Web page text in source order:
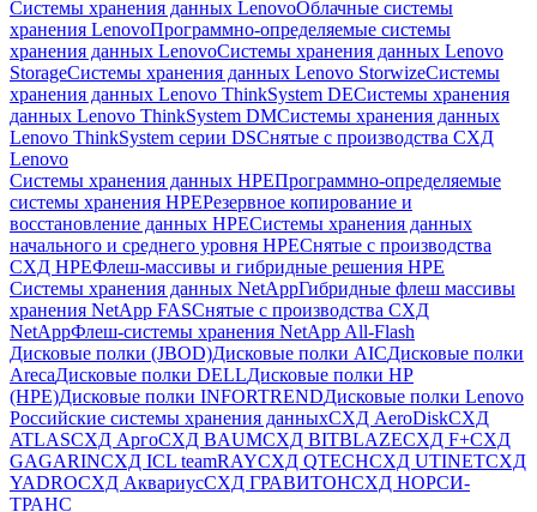
Системы хранения данных LenovoОблачные системы
хранения LenovoПрограммно-определяемые системы
хранения данных LenovoСистемы хранения данных Lenovo
StorageСистемы хранения данных Lenovo StorwizeСистемы
хранения данных Lenovo ThinkSystem DEСистемы хранения
данных Lenovo ThinkSystem DMСистемы хранения данных
Lenovo ThinkSystem серии DSСнятые с производства СХД
Lenovo
Системы хранения данных HPEПрограммно-определяемые
системы хранения HPEРезервное копирование и
восстановление данных HPEСистемы хранения данных
начального и среднего уровня HPEСнятые с производства
СХД HPEФлеш-массивы и гибридные решения HPE
Cистемы хранения данных NetAppГибридные флеш массивы
хранения NetApp FASСнятые с производства СХД
NetAppФлеш-системы хранения NetApp All-Flash
Дисковые полки (JBOD)Дисковые полки AICДисковые полки
ArecaДисковые полки DELLДисковые полки HP
(HPE)Дисковые полки INFORTRENDДисковые полки Lenovo
Российские системы хранения данныхСХД AeroDiskСХД
ATLASСХД AргоСХД BAUMСХД BITBLAZEСХД F+СХД
GAGARINСХД ICL teamRAYСХД QTECHСХД UTINETСХД
YADROСХД АквариусСХД ГРАВИТОНСХД НОРСИ-
ТРАНС